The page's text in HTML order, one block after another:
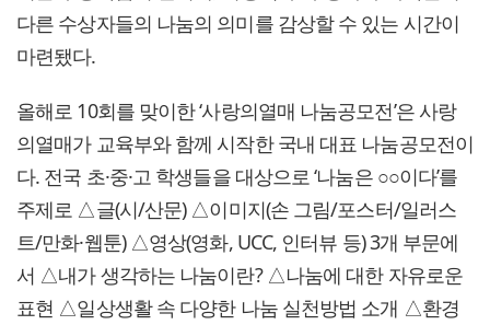
다른 수상자들의 나눔의 의미를 감상할 수 있는 시간이
마련됐다.
올해로 10회를 맞이한 ‘사랑의열매 나눔공모전’은 사랑
의열매가 교육부와 함께 시작한 국내 대표 나눔공모전이
다. 전국 초·중·고 학생들을 대상으로 ‘나눔은 ○○이다’를
주제로 △글(시/산문) △이미지(손 그림/포스터/일러스
트/만화·웹툰) △영상(영화, UCC, 인터뷰 등) 3개 부문에
서 △내가 생각하는 나눔이란? △나눔에 대한 자유로운
표현 △일상생활 속 다양한 나눔 실천방법 소개 △환경